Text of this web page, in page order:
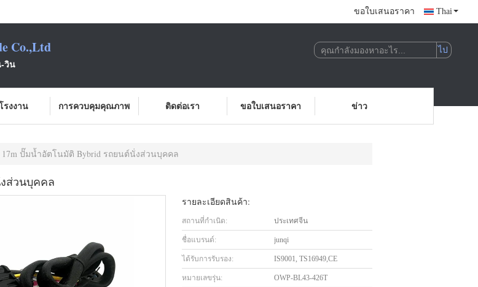
ขอใบเสนอราคา Thai
Co.,Ltd
-วิน
รงงาน การควบคุมคุณภาพ ติดต่อเรา ขอใบเสนอราคา ข่าว
17m ปั๊มน้ำอัตโนมัติ Bybrid รถยนต์นั่งส่วนบุคคล
ส่วนบุคคล
รายละเอียดสินค้า:
สถานที่กำเนิด: ประเทศจีน
ชื่อแบรนด์: junqi
ได้รับการรับรอง: IS9001, TS16949,CE
หมายเลขรุ่น: OWP-BL43-426T